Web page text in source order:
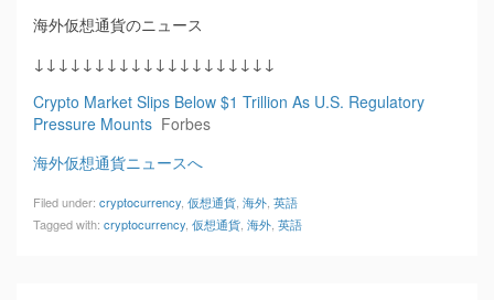
海外仮想通貨のニュース
↓↓↓↓↓↓↓↓↓↓↓↓↓↓↓↓↓↓↓↓
Crypto Market Slips Below $1 Trillion As U.S. Regulatory
Pressure Mounts Forbes
海外仮想通貨ニュースへ
Filed under: cryptocurrency 仮想通貨 海外 英語
Tagged with: cryptocurrency 仮想通貨 海外 英語